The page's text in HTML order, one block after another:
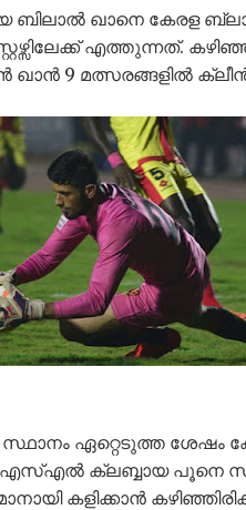
ബിലാൽ ഖാനെ കേരള
എത്തുന്നത്.
9 മത്സരങ്ങളിൽ ക്ലീൻ
സ്ഥാനം ഏറ്റെടുത്ത ശേഷം
ക്ലബ്ബായ പൂനെ
കളിക്കാൻ